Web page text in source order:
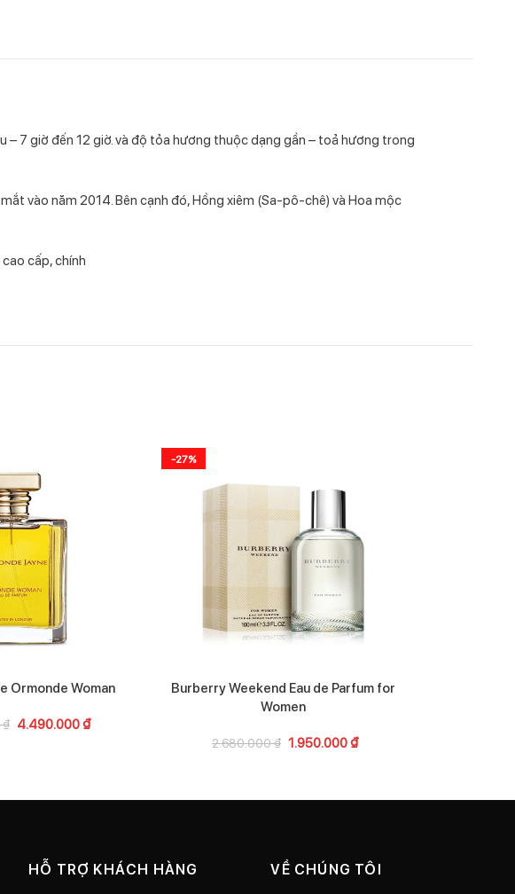
7 giờ đến 12 giờ. và độ tỏa hương thuộc dạng gần – toả hương trong
vào năm 2014. Bên cạnh đó, Hồng xiêm (Sa-pô-chê) và Hoa mộc
Ormonde Woman
₫ 4.490.000₫
-27%
Burberry Weekend Eau de Parfum for
Women
2.680.000₫ 1.950.000₫
HỖ TRỢ KHÁCH HÀNG VỀ CHÚNG TÔI